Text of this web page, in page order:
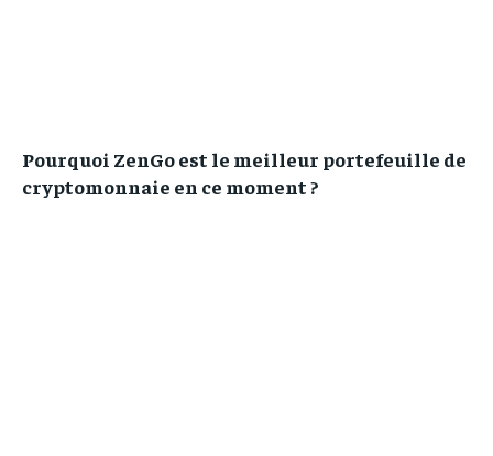
Pourquoi ZenGo est le meilleur portefeuille de
cryptomonnaie en ce moment ?